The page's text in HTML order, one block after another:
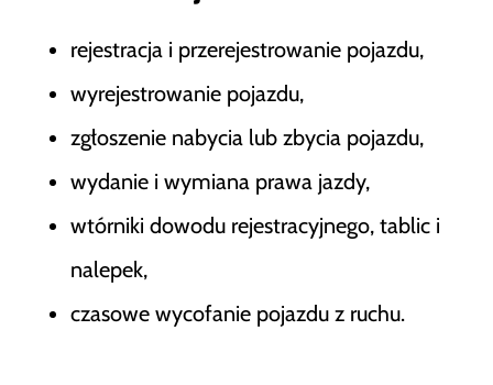
rejestracja i przerejestrowanie pojazdu,
wyrejestrowanie pojazdu,
zgłoszenie nabycia lub zbycia pojazdu,
wydanie i wymiana prawa jazdy,
wtórniki dowodu rejestracyjnego, tablic i
nalepek,
czasowe wycofanie pojazdu z ruchu.